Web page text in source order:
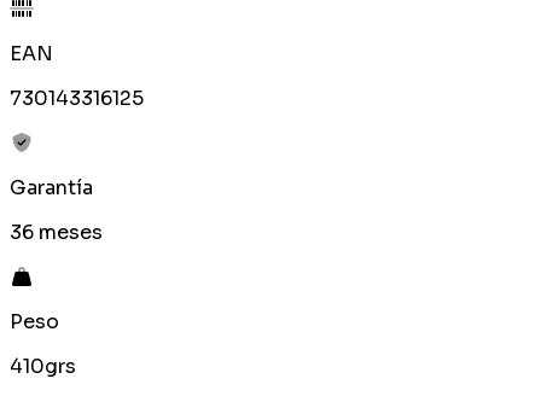
EAN
730143316125
Garantía
36 meses
Peso
410grs